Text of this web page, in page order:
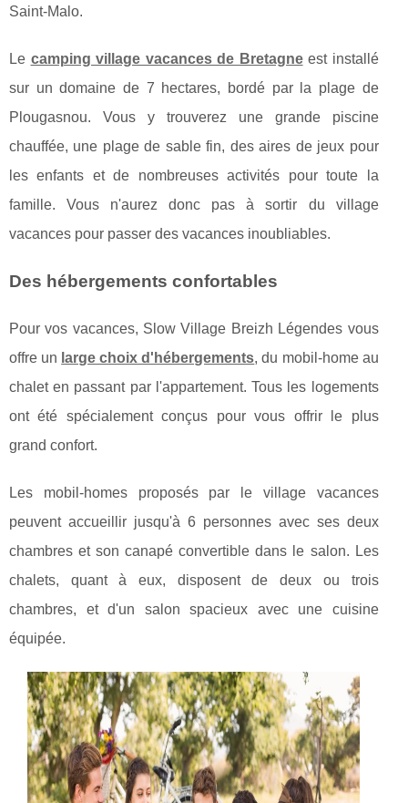
Saint-Malo.
Le camping village vacances de Bretagneest installé
sur un domaine de 7 hectares, bordé par la plage de
Plougasnou. Vous y trouverez une grande piscine
chauffée, une plage de sable fin, des aires de jeux pour
les enfants et de nombreuses activités pour toute la
famille. Vous n'aurez donc pas à sortir du village
vacances pour passer des vacances inoubliables.
Des hébergements confortables
Pour vos vacances, Slow Village Breizh Légendes vous
offre un large choix d'hébergements, du mobil-home au
chalet en passant par l'appartement. Tous les logements
ont été spécialement conçus pour vous offrir le plus
grand confort.
Les mobil-homes proposés par le village vacances
peuvent accueillir jusqu'à 6 personnes avec ses deux
chambres et son canapé convertible dans le salon. Les
chalets, quant à eux, disposent de deux ou trois
chambres, et d'un salon spacieux avec une cuisine
équipée.